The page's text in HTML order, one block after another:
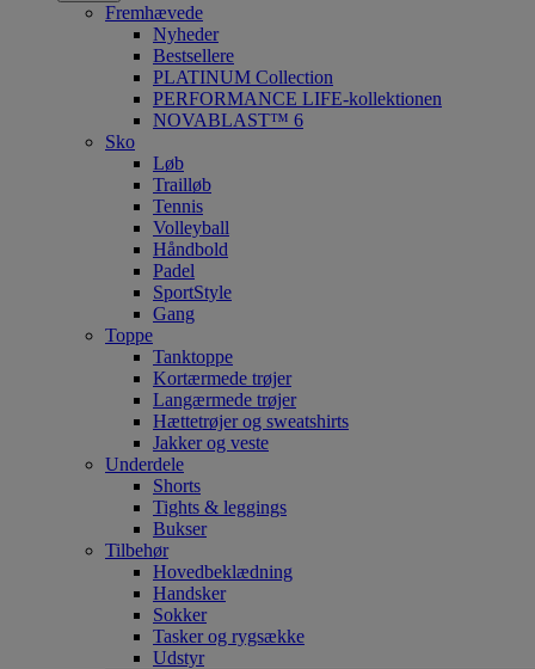
Fremhævede
Nyheder
Bestsellere
PLATINUM Collection
PERFORMANCE LIFE-kollektionen
NOVABLAST™ 6
Sko
Løb
Trailløb
Tennis
Volleyball
Håndbold
Padel
SportStyle
Gang
Toppe
Tanktoppe
Kortærmede trøjer
Langærmede trøjer
Hættetrøjer og sweatshirts
Jakker og veste
Underdele
Shorts
Tights & leggings
Bukser
Tilbehør
Hovedbeklædning
Handsker
Sokker
Tasker og rygsække
Udstyr